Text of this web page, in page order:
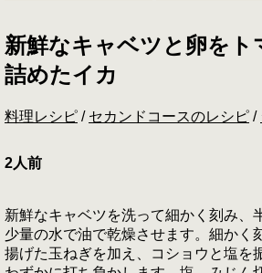
新鮮なキャベツと卵をト
詰めたイカ
料理レシピ / セカンドコースのレシピ /
2人前
新鮮なキャベツを洗って細かく刻み、
少量の水で油で乾燥させます。細かく
揚げた玉ねぎを加え、コショウと塩を